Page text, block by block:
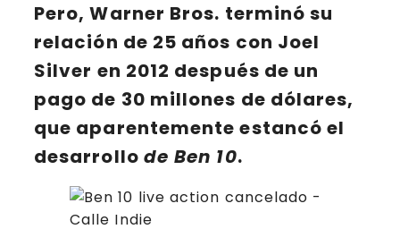
Pero, Warner Bros. terminó su
relación de 25 años con Joel
Silver en 2012 después de un
pago de 30 millones de dólares,
que aparentemente estancó el
desarrollo de Ben 10.